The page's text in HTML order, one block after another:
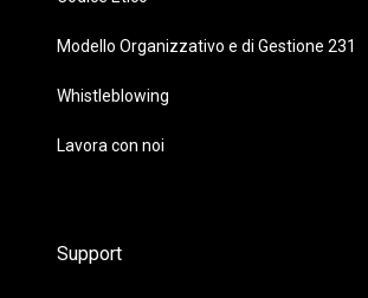
Modello Organizzativo e di Gestione 231
Whistleblowing
Lavora con noi
Support